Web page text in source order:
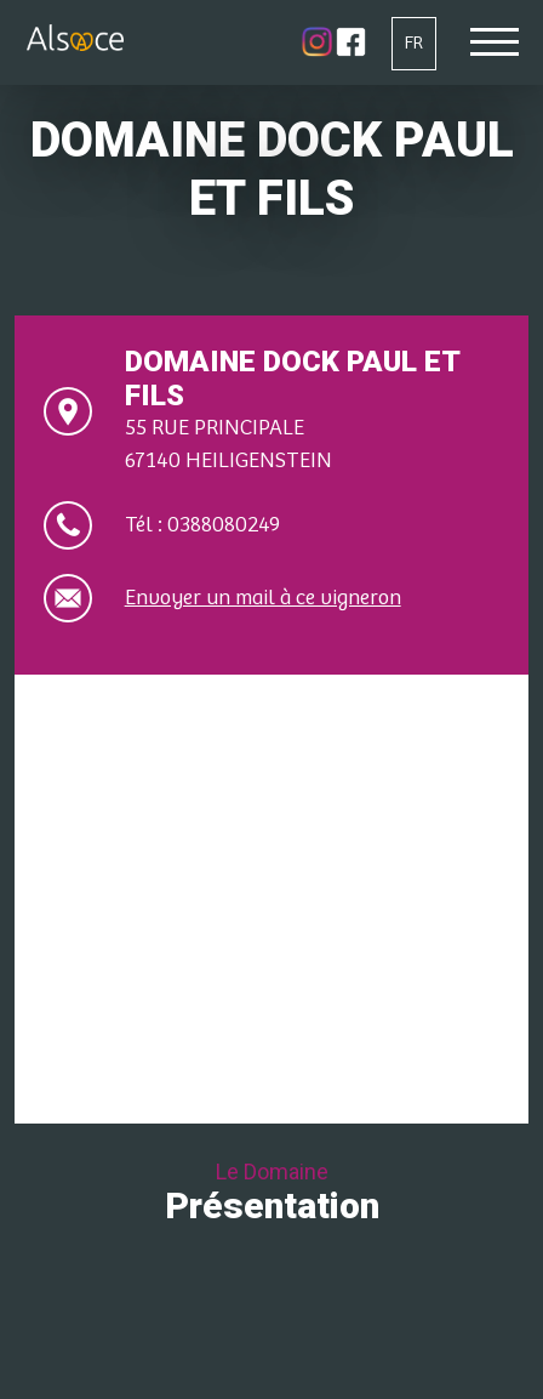
FR
DOMAINE DOCK PAUL
ET FILS
DOMAINE DOCK PAUL ET
FILS
55 RUE PRINCIPALE
67140 HEILIGENSTEIN
Tél : 0388080249
Envoyer un mail à ce vigneron
Le Domaine
Présentation